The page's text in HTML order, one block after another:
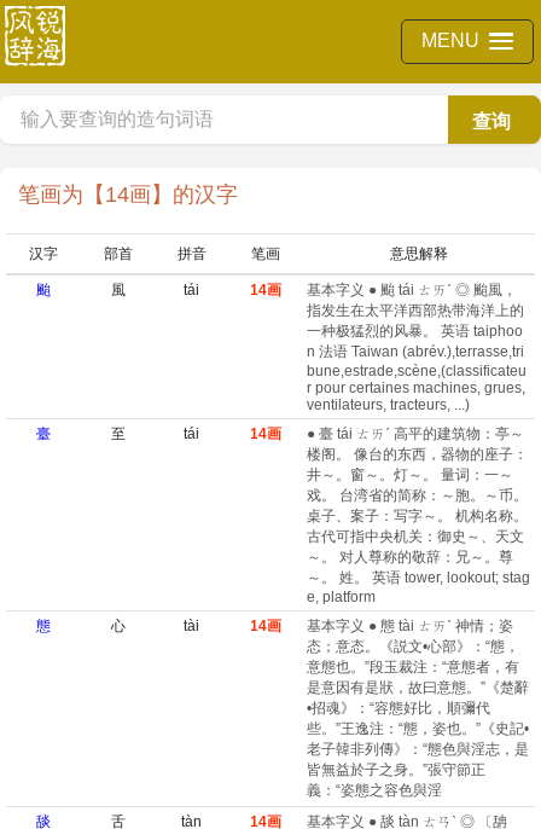
MENU
查询
笔画为【14画】的汉字
汉字 部首 拼音 笔画 意思解释
颱 風 tái 14画
基本字义 ● 颱 tái ㄊㄞˊ ◎ 颱風，
指发生在太平洋西部热带海洋上的
一种极猛烈的风暴。 英语 taiphoo
n 法语 Taiwan (abrév.)​,terrasse,tri
bune,estrade,scène,(classificateu
r pour certaines machines, grues,
ventilateurs, tracteurs, ...)​
臺
至 tái 14画
● 臺 tái ㄊㄞˊ 高平的建筑物：亭～
楼阁。 像台的东西，器物的座子：
井～。窗～。灯～。 量词：一～
戏。 台湾省的简称：～胞。～币。
桌子、案子：写字～。 机构名称。
古代可指中央机关：御史～、天文
～。 对人尊称的敬辞：兄～。尊
～。 姓。 英语 tower, lookout; stag
e, platform
態
心 tài 14画
基本字义 ● 態 tài ㄊㄞˋ 神情；姿
态；意态。《説文•心部》：“態，
意態也。”段玉裁注：“意態者，有
是意因有是狀，故曰意態。”《楚辭
•招魂》：“容態好比，順彌代
些。”王逸注：“態，姿也。”《史記•
老子韓非列傳》：“態色與淫志，是
皆無益於子之身。”張守節正
義：“姿態之容色與淫
舕
舌 tàn 14画
基本字义 ● 舕 tàn ㄊㄢˋ ◎ 〔舑